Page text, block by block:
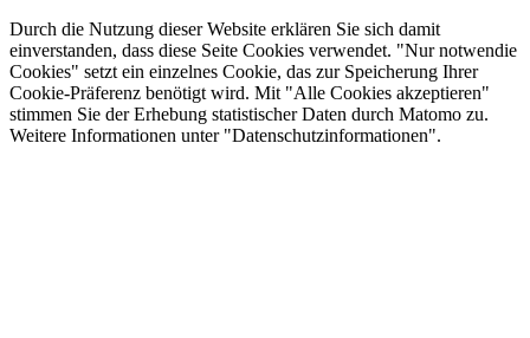
Durch die Nutzung dieser Website erklären Sie sich damit
einverstanden, dass diese Seite Cookies verwendet. "Nur notwendie
Cookies" setzt ein einzelnes Cookie, das zur Speicherung Ihrer
Cookie-Präferenz benötigt wird. Mit "Alle Cookies akzeptieren"
stimmen Sie der Erhebung statistischer Daten durch Matomo zu.
Weitere Informationen unter "Datenschutzinformationen".